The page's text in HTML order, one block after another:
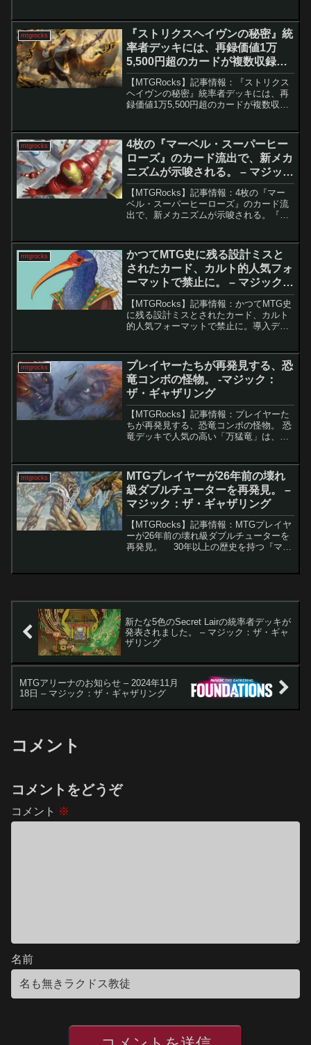
くのプレイヤーに愛されてい...
mtgrocks
『ストリクスヘイヴンの秘密』統
率者デッキには、再録価値1万
5,500円超のカードが複数収録。
– マジック：ザ・ギャザリング
【MTGRocks】記事情報：『ストリクス
ヘイヴンの秘密』統率者デッキには、再
録価値1万5,500円超のカードが複数収
すべての構築済みデッキ内容が公開され
た。新規カ...
mtgrocks
4枚の『マーベル・スーパーヒー
ローズ』のカード流出で、新メカ
ニズムが示唆される。 – マジッ
ク：ザ・ギャザリング
【MTGRocks】記事情報：4枚の『マー
ベル・スーパーヒーローズ』のカード流
出で、新メカニズムが示唆される。『マ
式発売直後、MagicCon: Las Vegasを
目...
mtgrocks
かつてMTG史に残る設計ミスと
されたカード、カルト的人気フォ
ーマットで禁止に。 – マジック：
ザ・ギャザリング
【MTGRocks】記事情報：かつてMTG史
に残る設計ミスとされたカード、カルト
的人気フォーマットで禁止に。導入デザ
ワーとゲーム体験への悪影響を理由に、
独自フォーマット...
mtgrocks
プレイヤーたちが再発見する、恐
竜コンボの怪物。 -マジック：
ザ・ギャザリング
【MTGRocks】記事情報：プレイヤーた
ちが再発見する、恐竜コンボの怪物。 恐
竜デッキで人気の高い「万猛竜」は、単
爆発力を持つクリーチャーだ。本稿で
は、その特徴や人気...
mtgrocks
MTGプレイヤーが26年前の壊れ
級ダブルチューターを再発見。 –
マジック：ザ・ギャザリング
【MTGRocks】記事情報：MTGプレイヤ
ーが26年前の壊れ級ダブルチューターを
再発見。 30年以上の歴史を持つ『マジ
新たな5色のSecret Lairの統率者デッキが
発表されました。 – マジック：ザ・ギャ
ザリング
MTGアリーナのお知らせ – 2024年11月
18日 – マジック：ザ・ギャザリング
コメント
コメントをどうぞ
コメント ※
名前